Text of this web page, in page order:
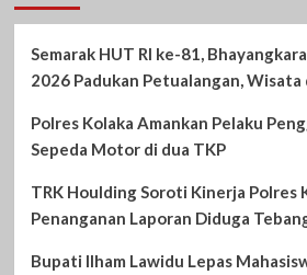
Semarak HUT RI ke-81,
2026 Padukan Petualangan, Wisata
Polres Kolaka Amankan Pelaku
Sepeda Motor di dua TKP
TRK Houlding Soroti Kinerja Polres
Penanganan Laporan Diduga
Bupati Ilham Lawidu Lepas